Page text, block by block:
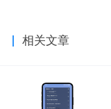
相关文章